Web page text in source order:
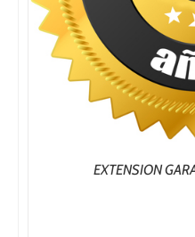
EXTENSION